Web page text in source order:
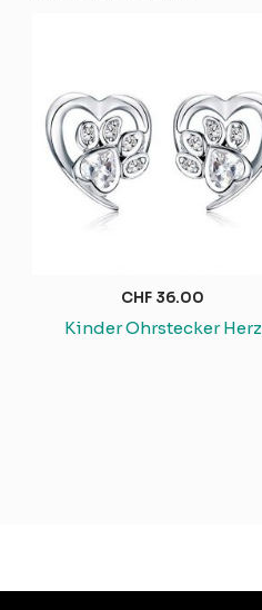
CHF 36.00
Kinder Ohrstecker Herz